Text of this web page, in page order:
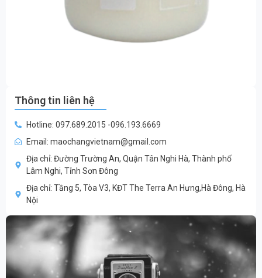
Thông tin liên hệ
Hotline: 097.689.2015 -096.193.6669
Email: maochangvietnam@gmail.com
Địa chỉ: Đường Trường An, Quận Tân Nghi Hà, Thành phố
Lâm Nghi, Tỉnh Sơn Đông
Địa chỉ: Tầng 5, Tòa V3, KĐT The Terra An Hưng,Hà Đông, Hà
Nội